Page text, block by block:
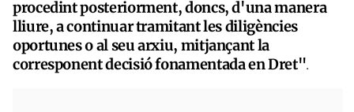
procedint posteriorment, doncs, d'una manera
lliure, a continuar tramitant les diligències
oportunes o al seu arxiu, mitjançant la
corresponent decisió fonamentada en Dret".